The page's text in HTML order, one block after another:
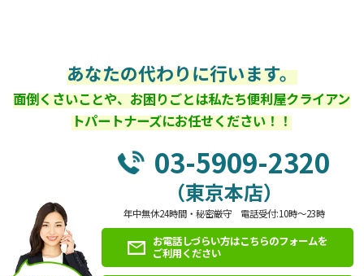
あなたの代わりに行います。
面倒くさいことや、お困りごとは私たち便利屋クライアン
トパートナーズにお任せください！！
03-5909-2320
（東京本店）
年中無休24時間・秘密厳守 電話受付:10時～23時
お電話しづらい方はこちらのフォームを
ご利用ください